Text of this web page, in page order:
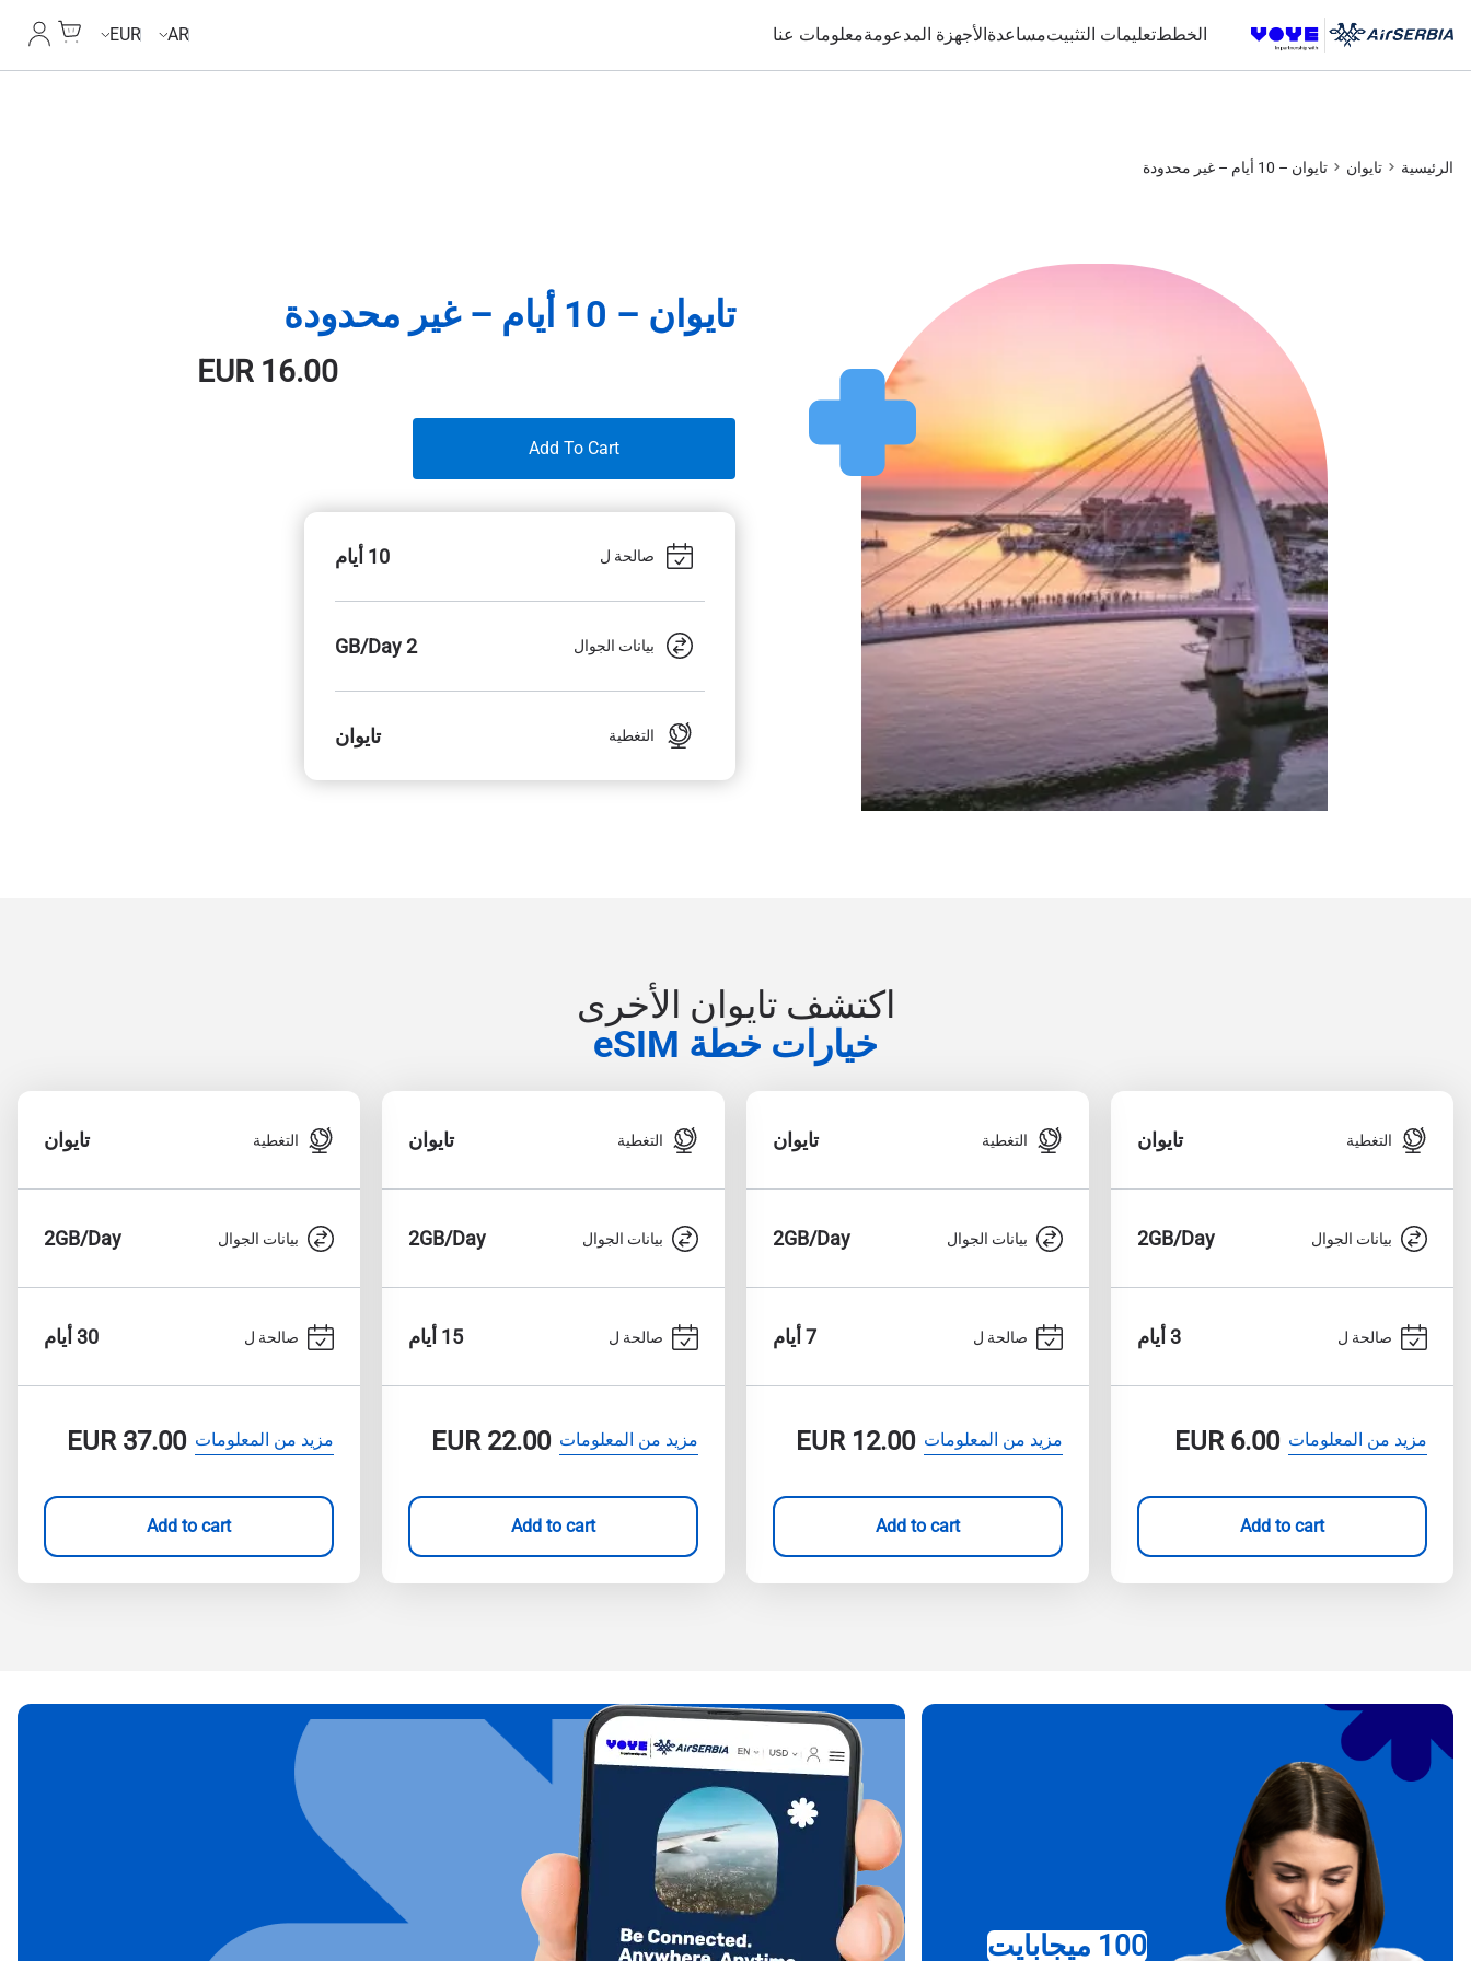
الخططتعليمات التثبيتمساعدةالأجهزة المدعومةمعلومات عنا AR
EUR
حسابي
الرئيسية تايوان تايوان – 10 أيام – غير محدودة
تايوان – 10 أيام – غير محدودة
EUR16.00
Add To Cart
صالحة ل 10 أيام
بيانات الجوال 2 GB/Day
التغطية تايوان
اكتشف تايوان الأخرى
خيارات خطة eSIM
التغطية تايوان
بيانات الجوال 2GB/Day
صالحة ل 3 أيام
مزيد من المعلومات EUR6.00
Add to cart
التغطية تايوان
بيانات الجوال 2GB/Day
صالحة ل 7 أيام
مزيد من المعلومات EUR12.00
Add to cart
التغطية تايوان
بيانات الجوال 2GB/Day
صالحة ل 15 أيام
مزيد من المعلومات EUR22.00
Add to cart
التغطية تايوان
بيانات الجوال 2GB/Day
صالحة ل 30 أيام
مزيد من المعلومات EUR37.00
Add to cart
100 ميجابايت